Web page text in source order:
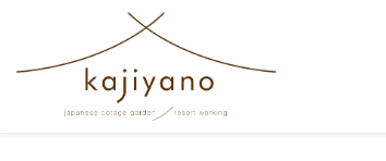
コンテンツへスキップ